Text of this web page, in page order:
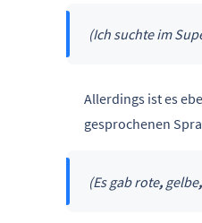
(Ich suchte im
Allerdings ist es
gesprochenen
(Es gab rote,gelbe,